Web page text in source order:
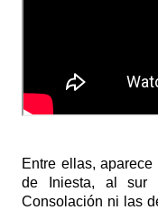
Entre ellas, aparece
de Iniesta, al sur
Consolación ni las